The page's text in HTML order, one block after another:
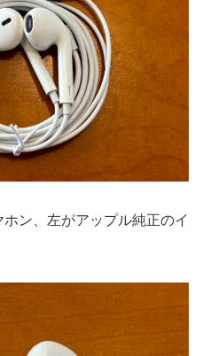
ン、左がアップル純正のイ